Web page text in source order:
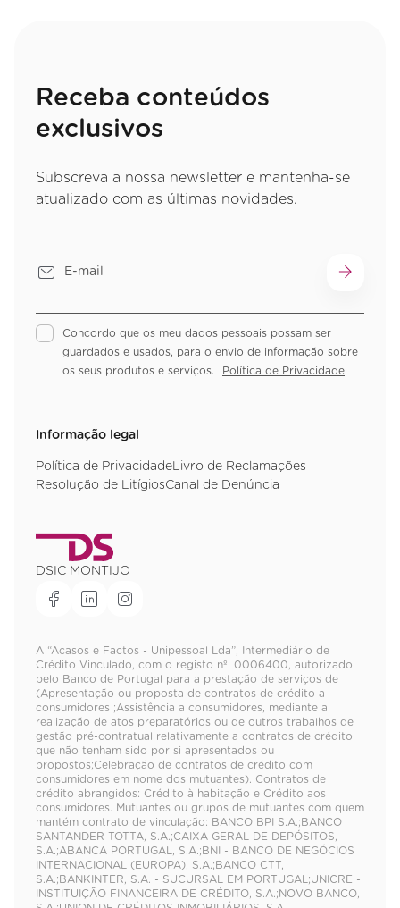
Receba conteúdos
exclusivos
Subscreva a nossa newsletter e mantenha-se
atualizado com as últimas novidades.
Concordo que os meu dados pessoais possam ser
guardados e usados, para o envio de informação sobre
os seus produtos e serviços.
Política de Privacidade
Informação legal
Política de Privacidade Livro de Reclamações
Resolução de LitígiosCanal de Denúncia
DSIC MONTIJO
A “Acasos e Factos - Unipessoal Lda”, Intermediário de
Crédito Vinculado, com o registo nº. 0006400, autorizado
pelo Banco de Portugal para a prestação de serviços de
(Apresentação ou proposta de contratos de crédito a
consumidores ;Assistência a consumidores, mediante a
realização de atos preparatórios ou de outros trabalhos de
gestão pré-contratual relativamente a contratos de crédito
que não tenham sido por si apresentados ou
propostos;Celebração de contratos de crédito com
consumidores em nome dos mutuantes). Contratos de
crédito abrangidos: Crédito à habitação e Crédito aos
consumidores. Mutuantes ou grupos de mutuantes com quem
mantém contrato de vinculação: BANCO BPI S.A.;BANCO
SANTANDER TOTTA, S.A.;CAIXA GERAL DE DEPÓSITOS,
S.A.;ABANCA PORTUGAL, S.A.;BNI - BANCO DE NEGÓCIOS
INTERNACIONAL (EUROPA), S.A.;BANCO CTT,
S.A.;BANKINTER, S.A. - SUCURSAL EM PORTUGAL;UNICRE -
INSTITUIÇÃO FINANCEIRA DE CRÉDITO, S.A.;NOVO BANCO,